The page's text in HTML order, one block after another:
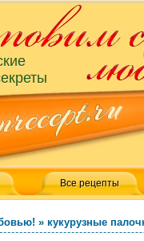
Все рецепты
» кукурузные